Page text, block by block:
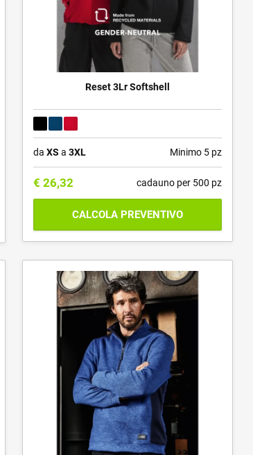
Reset 3Lr Softshell
daXS a3XL Minimo 5 pz
€ 26,32 cadauno per 500 pz
CALCOLA PREVENTIVO